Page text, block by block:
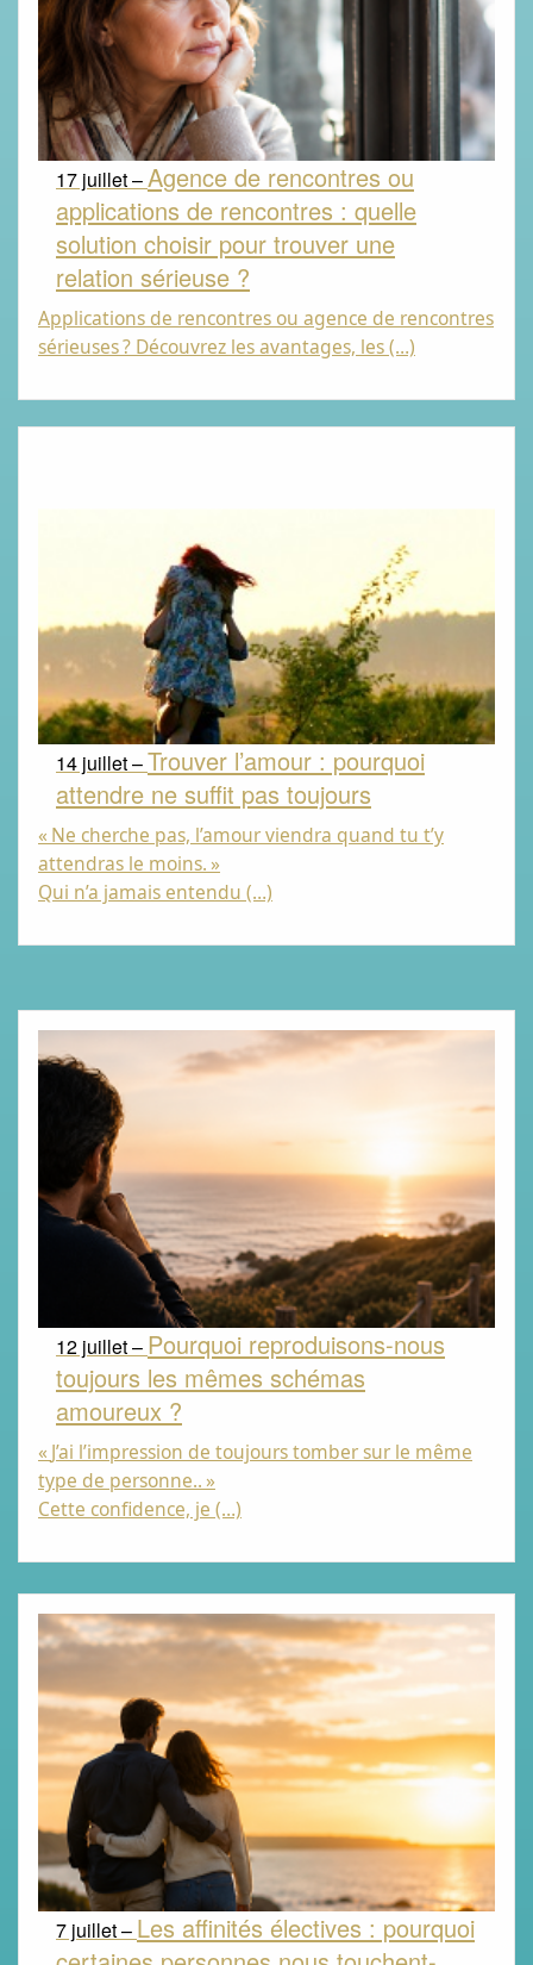
17 juillet –Agence de rencontres ou
applications de rencontres : quelle
solution choisir pour trouver une
relation sérieuse ?
Applications de rencontres ou agence de rencontres
sérieuses? Découvrez les avantages, les (…)
14 juillet –Trouver l’amour : pourquoi
attendre ne suffit pas toujours
« Ne cherche pas, l’amour viendra quand tu t’y
attendras le moins. »
Qui n’a jamais entendu (…)
12 juillet – Pourquoi reproduisons-nous
toujours les mêmes schémas
amoureux ?
« J’ai l’impression de toujours tomber sur le même
type de personne.. »
Cette confidence, je (…)
7 juillet – Les affinités électives : pourquoi